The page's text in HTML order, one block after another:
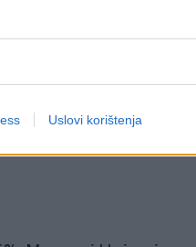
Uslovi korištenja